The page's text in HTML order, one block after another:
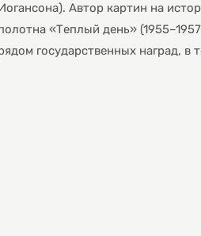
Автор картин на
«Теплый день»
государственных наград, в